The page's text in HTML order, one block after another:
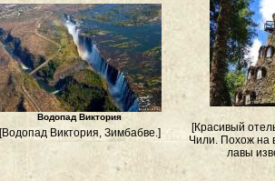
Водопад Виктория
[Водопад Виктория, Зимбабве.]
[Красивый
Чили. Похож на
лавы